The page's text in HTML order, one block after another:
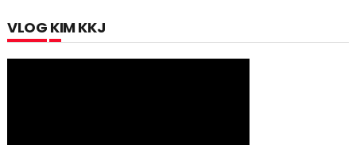
VLOG KIM KKJ